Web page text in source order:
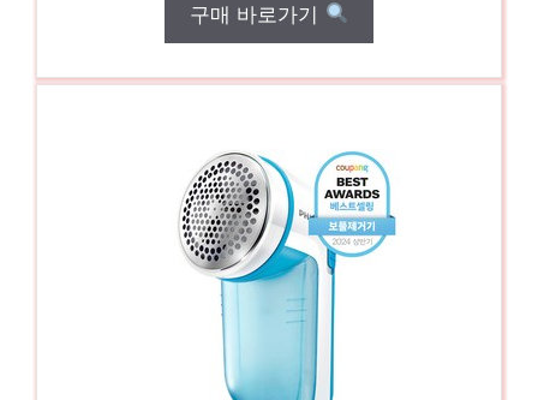
구매 바로가기